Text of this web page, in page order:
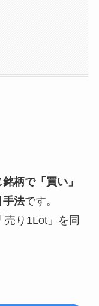
銘柄で「買い」
手法です。
り1Lot」を同